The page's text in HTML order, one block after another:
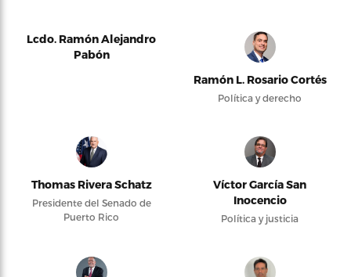
Lcdo. Ramón Alejandro
Pabón
Ramón L. Rosario Cortés
Política y derecho
Thomas Rivera Schatz
Presidente del Senado de
Puerto Rico
Víctor García San
Inocencio
Política y justicia